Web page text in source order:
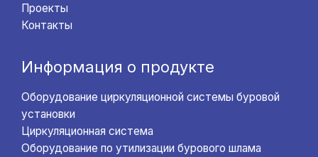
Проекты
Контакты
Информация о продукте
Оборудование циркуляционной системы буровой
установки
Циркуляционная система
Оборудование по утилизации бурового шлама